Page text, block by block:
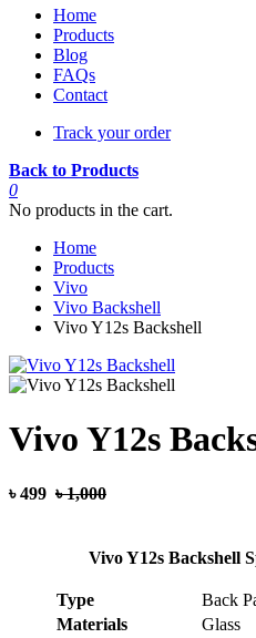
Home
Products
Blog
FAQs
Contact
Track your order
Back to Products
0
No products in the cart.
Home
Products
Vivo
Vivo Backshell
Vivo Y12s Backshell
Vivo Y12s
৳ 499 ৳ 1,000
Vivo Y12s Backshell
Type
Back
Materials
Glass